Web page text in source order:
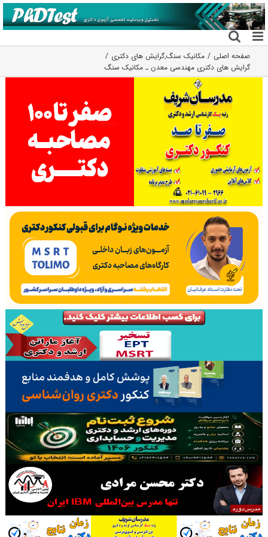
رفتن
به
محتوا
صفحه اصلی مکانیک سنگ,گرایش های دکتری
گرایش های دکتری ﻣﻬﻨﺪسی ﻣﻌﺪن ـ ﻣﻜﺎنیک ﺳﻨﮓ